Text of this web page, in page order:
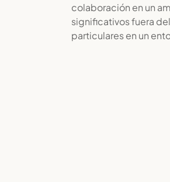
colaboración en un
significativos fuera
particulares en un